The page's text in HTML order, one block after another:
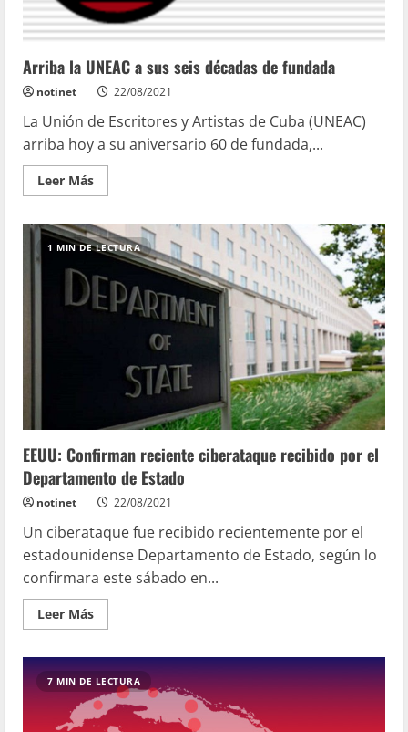
Arriba la UNEAC a sus seis décadas de fundada
notinet 22/08/2021
La Unión de Escritores y Artistas de Cuba (UNEAC)
arriba hoy a su aniversario 60 de fundada,...
Leer Más
1 MIN DE LECTURA
EEUU: Confirman reciente ciberataque recibido por el
Departamento de Estado
notinet 22/08/2021
Un ciberataque fue recibido recientemente por el
estadounidense Departamento de Estado, según lo
confirmara este sábado en...
Leer Más
7 MIN DE LECTURA